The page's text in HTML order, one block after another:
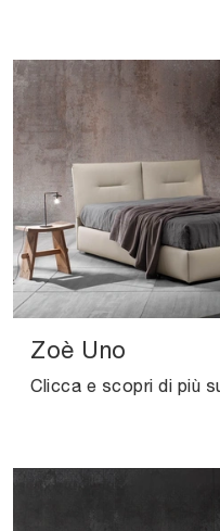
Zoè Uno